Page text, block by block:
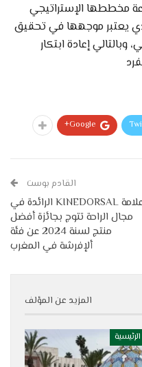
المجموعة مخططها الإستراتيجي
شعار “التزام 2025” والذي يعتبر موجهها في تحقيق
وبالتالي إعادة ابتكار
Google+
القادم بوست
علامة KINEDORSAL الرائدة في
مجال الراحة تتوج بجائزة أفضل
منتج لسنة 2024 عن فئة
ألإفرشة في المغرب
المزيد عن المؤلف
الرئيسية